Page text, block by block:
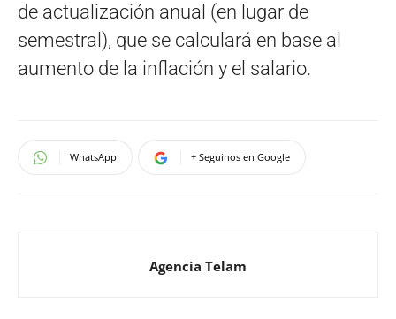
de actualización anual (en lugar de
semestral), que se calculará en base al
aumento de la inflación y el salario.
WhatsApp + Seguinos en Google
Agencia Telam